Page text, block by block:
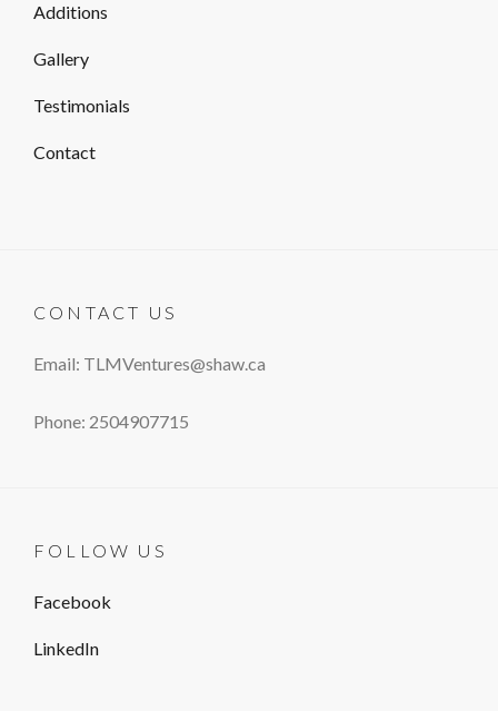
Additions
Gallery
Testimonials
Contact
CONTACT US
Email: TLMVentures@shaw.ca
Phone: 2504907715
FOLLOW US
Facebook
LinkedIn